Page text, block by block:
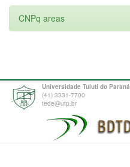
CNPq areas
Universidade Tuiuti do Paraná
(41) 3331-7700
tede@utp.br